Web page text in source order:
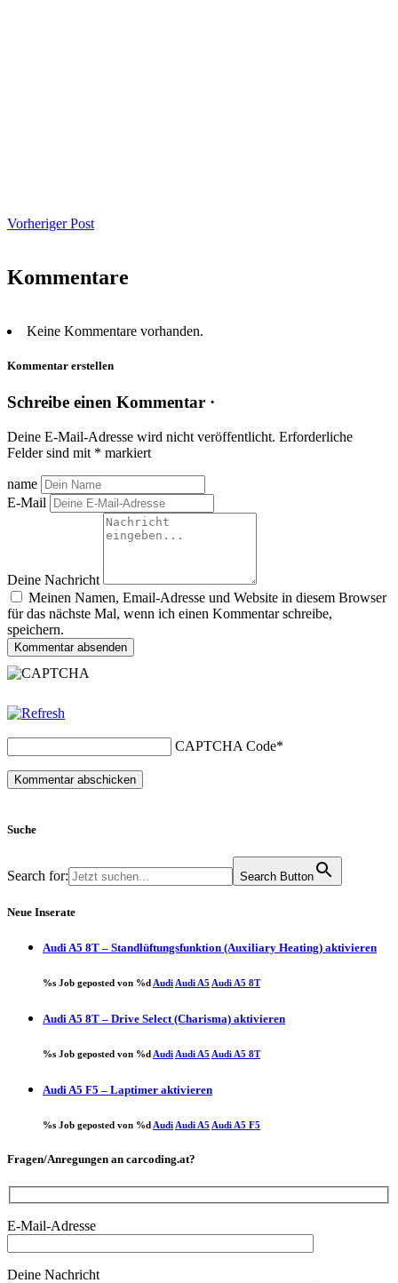
Vorheriger Post
Kommentare
Keine Kommentare vorhanden.
Kommentar erstellen
Schreibe einen Kommentar ·
Deine E-Mail-Adresse wird nicht veröffentlicht. Erforderliche
Felder sind mit * markiert
name
E-Mail
Deine Nachricht
Meinen Namen, Email-Adresse und Website in diesem Browser
für das nächste Mal, wenn ich einen Kommentar schreibe,
speichern.
Kommentar absenden
CAPTCHA Code*
Suche
Search for: Search Button
Neue Inserate
Audi A5 8T – Standlüftungsfunktion (Auxiliary Heating) aktivieren
%s Job geposted von %d Audi Audi A5 Audi A5 8T
Audi A5 8T – Drive Select (Charisma) aktivieren
%s Job geposted von %d Audi Audi A5 Audi A5 8T
Audi A5 F5 – Laptimer aktivieren
%s Job geposted von %d Audi Audi A5 Audi A5 F5
Fragen/Anregungen an carcoding.at?
E-Mail-Adresse
Deine Nachricht